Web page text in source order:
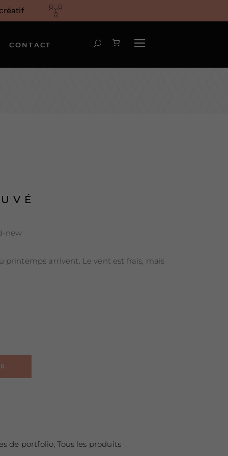
CONTACT
new
printemps arrivent. Le vent est frais, mais
de portfolio,Tous les produits